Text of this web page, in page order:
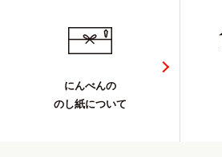
にんべんの
のし紙について